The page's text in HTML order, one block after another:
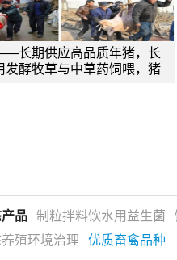
长期供应高品质年猪，长
发酵牧草与中草药饲喂，猪
品 制粒拌料饮水用益生菌
殖环境治理
优质畜禽品种